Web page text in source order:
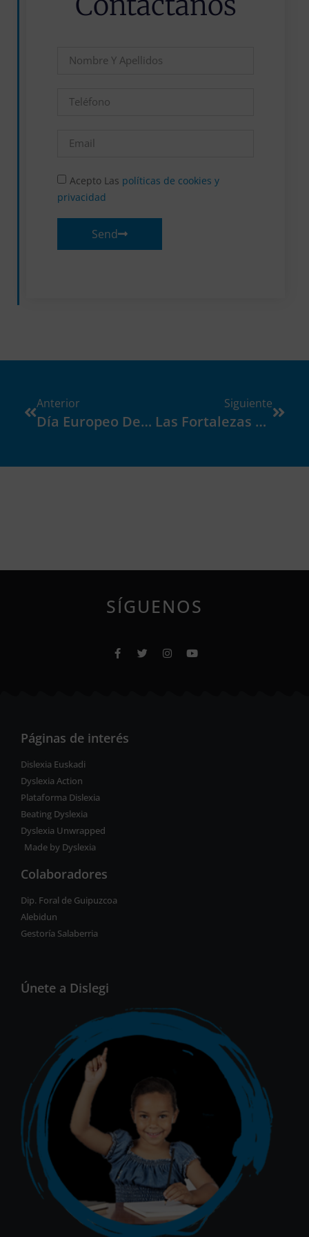
Acepto Las políticas de cookies y
privacidad
Send
Anterior
Día Europeo De La Dislexia
Siguiente
Las Fortalezas De Las Personas Con Dislexia
SÍGUENOS
Páginas de interés
Dislexia Euskadi
Dyslexia Action
Plataforma Dislexia
Beating Dyslexia
Dyslexia Unwrapped
Made by Dyslexia
Colaboradores
Dip. Foral de Guipuzcoa
Alebidun
Gestoría Salaberria
Únete a Dislegi